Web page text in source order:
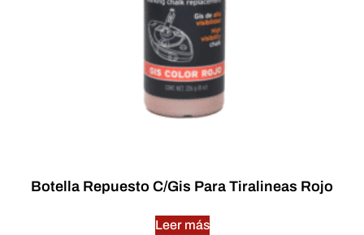
Botella Repuesto C/Gis Para Tiralineas Rojo
Leer más